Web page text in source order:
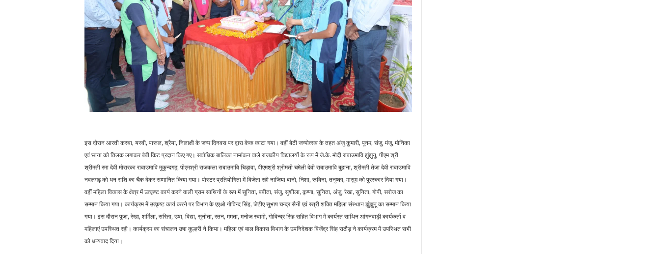
इस दौरान आरती कस्वा, यस्वी, पारूल, श्रैया, निलाक्षी के जन्म दिनवस पर द्वारा केक काटा गया। वहीं बेटी जन्मोत्सव के तहत अंजु कुमारी, पूनम, संजु, मंजू, मोनिका
एवं छाया को तिलक लगाकर बेबी किट प्रदान किए गए। सर्वाधिक बालिका नामांकन वाले राजकीय विद्यालयों के रूप में जे.के. मोदी राबाउमावि झुंझुनू, पीएम श्री
श्रीमती रमा देवी मोरारका राबाउमावि मुकुन्दगढ़, पीएमश्री राजकला राबाउमावि चिड़ावा, पीएमश्री श्रीमती चमेली देवी राबाउमावि बुहाना, श्रीमती तेजा देवी राबाउमावि
नवलगढ़ को धन राशि का चैक देकर सम्मानित किया गया। पोस्टर प्रतियोगिता में विजेता रही नाजिया बानो, निशा, रूबिना, तनुष्का, मासूम को पुरस्कार दिया गया।
वहीं महिला विकास के क्षेत्र में उत्कृष्ट कार्य करने वाली ग्राम साथिनों के रूप में सुनिता, बबीता, संजु, सुशीला, कृष्णा, सुनिता, अंजु, रेखा, सुनिता, गोपी, सरोज का
सम्मान किया गया। कार्यक्रम में उत्कृष्ट कार्य करने पर विभाग के एएओ गोविन्द सिंह, जेटीए सुभाष चन्द्र सैनी एवं स्त्री शक्ति महिला संस्थान झुंझुनू का सम्मान किया
गया। इस दौरान पूजा, रेखा, शर्मिला, सरिता, उषा, विद्या, सुनीता, रतन, ममता, मनोज स्वामी, गोविन्द्र सिंह सहित विभाग में कार्यरत साथिन आंगनवाड़ी कार्यकर्ता व
महिलाएं उपस्थित रही। कार्यक्रम का संचालन उषा कुल्हरी ने किया। महिला एवं बाल विकास विभाग के उपनिदेशक विजेंद्र सिंह राठौड़ ने कार्यक्रम में उपस्थित सभी
को धन्यवाद दिया।